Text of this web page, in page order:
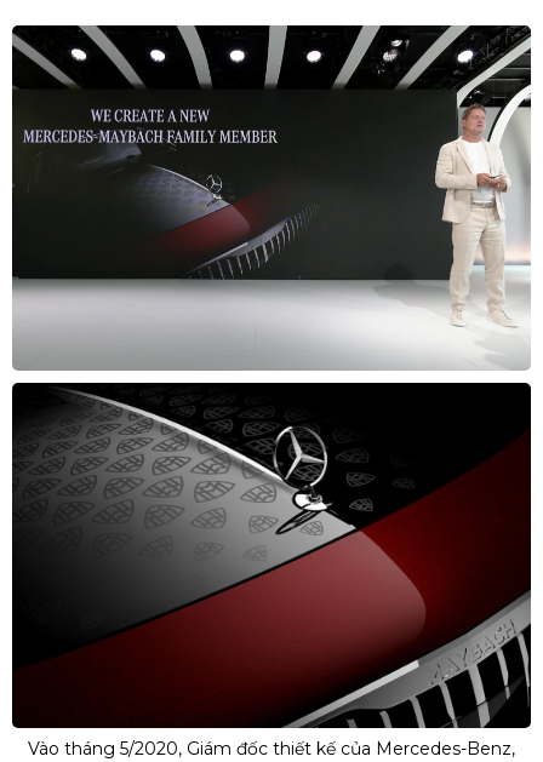
Vào tháng 5/2020, Giám đốc thiết kế của Mercedes-Benz,